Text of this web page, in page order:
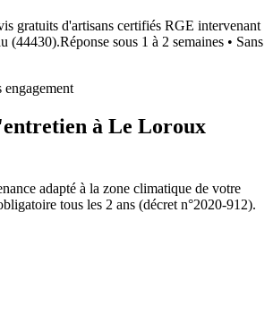
gratuits d'artisans certifiés RGE intervenant
(44430).Réponse sous 1 à 2 semaines • Sans
engagement
à Le Loroux
adapté à la zone climatique de votre
tous les 2 ans (décret n°2020-912).